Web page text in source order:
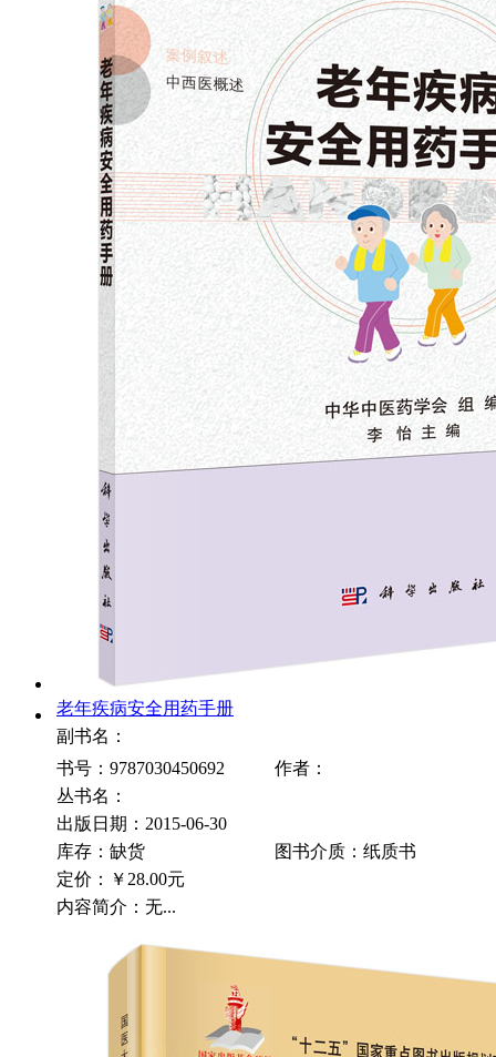
老年疾病安全用药手册
副书名：
书号：9787030450692
作者：
丛书名：
出版日期：2015-06-30
库存：缺货
图书介质：纸质书
定价：
￥28.00元
内容简介：无...